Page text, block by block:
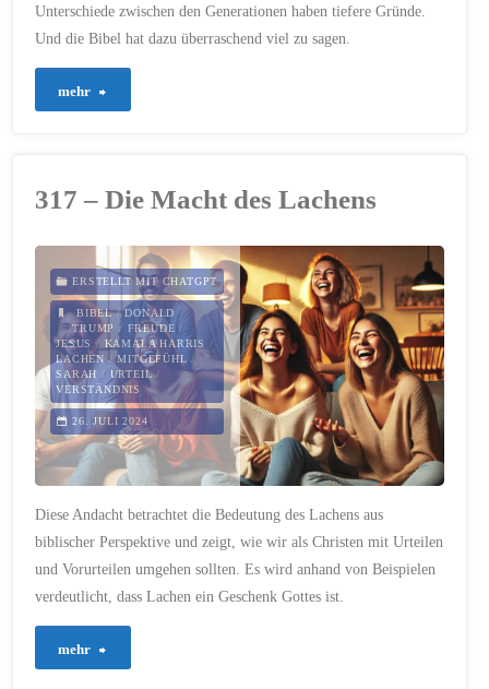
Unterschiede zwischen den Generationen haben tiefere Gründe.
Und die Bibel hat dazu überraschend viel zu sagen.
mehr
du
nur
noch
nie
erlebt!"
317 – Die Macht des Lachens
ERSTELLT MIT CHATGPT
BIBEL/DONALD
TRUMP / FREUDE /
JESUS/ KAMALA HARRIS /
LACHEN/MITGEFÜHL /
SARAH / URTEIL/
VERSTÄNDNIS
26. JULI 2024
Diese Andacht betrachtet die Bedeutung des Lachens aus
biblischer Perspektive und zeigt, wie wir als Christen mit Urteilen
und Vorurteilen umgehen sollten. Es wird anhand von Beispielen
verdeutlicht, dass Lachen ein Geschenk Gottes ist.
mehr